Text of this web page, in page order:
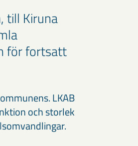
till Kiruna
för fortsatt
LKAB
och storlek